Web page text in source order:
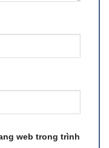
web trong trình